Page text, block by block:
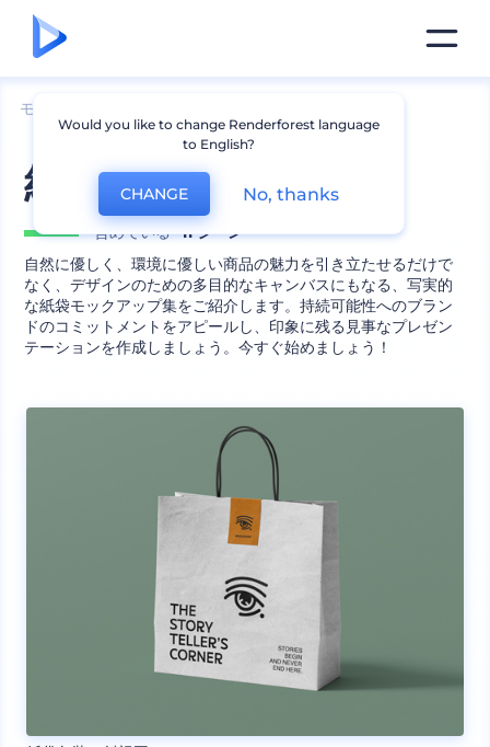
モックアップ
紙袋モックアップ集
含めている 11 シーン
自然に優しく、環境に優しい商品の魅力を引き立たせるだけで
なく、デザインのための多目的なキャンバスにもなる、写実的
な紙袋モックアップ集をご紹介します。持続可能性へのブラン
ドのコミットメントをアピールし、印象に残る見事なプレゼン
テーションを作成しましょう。今すぐ始めましょう！
Would you like to change Renderforest language
to English?
CHANGE No, thanks